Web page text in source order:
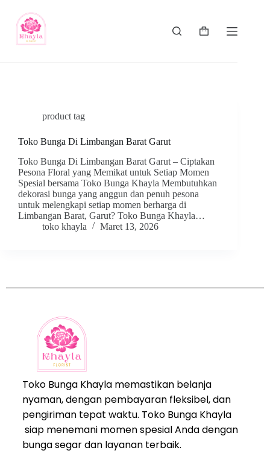
product tag
Toko Bunga Di Limbangan Barat Garut
Toko Bunga Di Limbangan Barat Garut – Ciptakan
Pesona Floral yang Memikat untuk Setiap Momen
Spesial bersama Toko Bunga Khayla Membutuhkan
dekorasi bunga yang anggun dan penuh pesona
untuk melengkapi setiap momen berharga di
Limbangan Barat, Garut? Toko Bunga Khayla…
toko khayla
Maret 13, 2026
Toko Bunga Khayla memastikan belanja
nyaman, dengan pembayaran fleksibel, dan
pengiriman tepat waktu. Toko Bunga Khayla
siap menemani momen spesial Anda dengan
bunga segar dan layanan terbaik.